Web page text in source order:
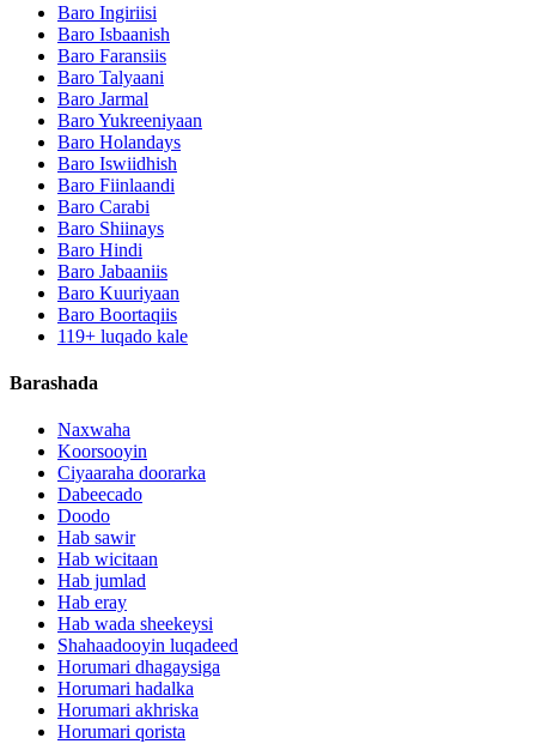
Baro Ingiriisi
Baro Isbaanish
Baro Faransiis
Baro Talyaani
Baro Jarmal
Baro Yukreeniyaan
Baro Holandays
Baro Iswiidhish
Baro Fiinlaandi
Baro Carabi
Baro Shiinays
Baro Hindi
Baro Jabaaniis
Baro Kuuriyaan
Baro Boortaqiis
119+ luqado kale
Barashada
Naxwaha
Koorsooyin
Ciyaaraha doorarka
Dabeecado
Doodo
Hab sawir
Hab wicitaan
Hab jumlad
Hab eray
Hab wada sheekeysi
Shahaadooyin luqadeed
Horumari dhagaysiga
Horumari hadalka
Horumari akhriska
Horumari qorista